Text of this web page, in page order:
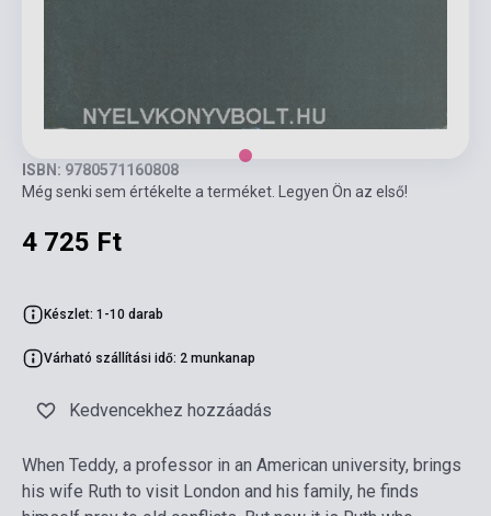
ISBN: 9780571160808
Még senki sem értékelte a terméket. Legyen Ön az első!
4 725 Ft
Készlet: 1-10 darab
Várható szállítási idő: 2 munkanap
Kedvencekhez hozzáadás
When Teddy, a professor in an American university, brings
his wife Ruth to visit London and his family, he finds